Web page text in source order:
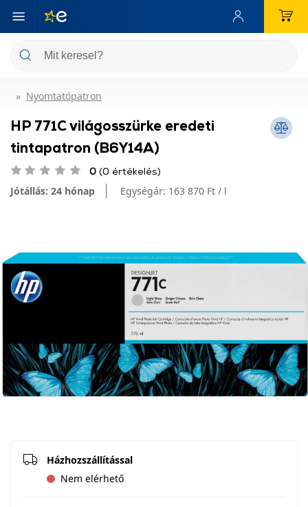
Nyomtatópatron
HP 771C világosszürke eredeti
tintapatron (B6Y14A)
0 (0 értékelés)
Jótállás: 24 hónap Egységár: 163 870 Ft / l
Házhozszállítással
Nem elérhető